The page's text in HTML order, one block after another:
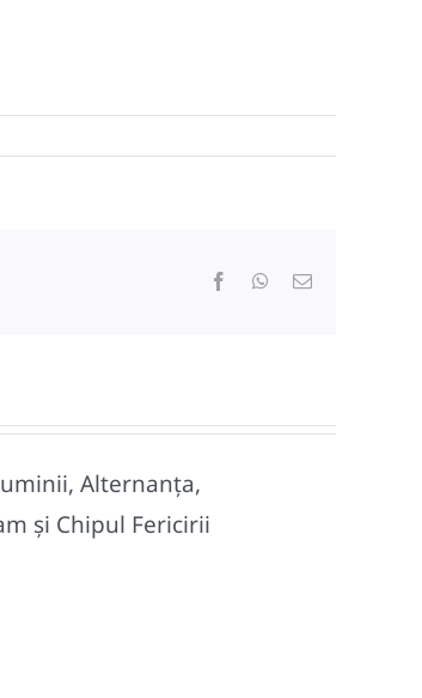
FacebookWhatsApp
E-
Alternanța,
și Chipul Fericirii